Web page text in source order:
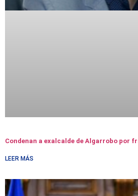
Condenan a exalcalde de Algarrobo por
LEER MÁS